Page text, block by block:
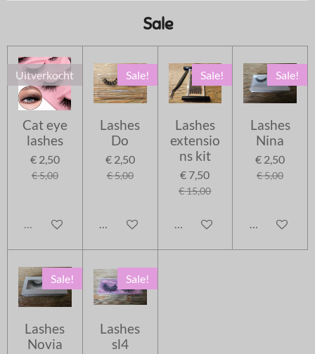
Sale
Uitverkocht
Cat eye
lashes
€ 2,50
€ 5,00
Uitverkocht
Sale!
Lashes
Do
€ 2,50
€ 5,00
In winkelwagen
Sale!
Lashes
extensio
ns kit
€ 7,50
€ 15,00
In winkelwagen
Sale!
Lashes
Nina
€ 2,50
€ 5,00
In
Sale!
Lashes
Novia
Sale!
Lashes
sl4